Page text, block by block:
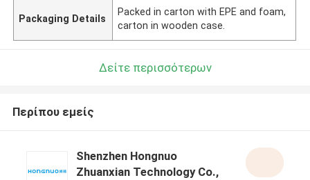
Packaging Details
Packed in carton with EPE and foam,
carton in wooden case.
Δείτε περισσότερων
Περίπου εμείς
Shenzhen Hongnuo
Zhuanxian Technology Co.,